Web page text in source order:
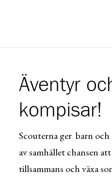
Äventyr
kompisar!
Scouterna ger barn
av samhället chansen
tillsammans och växa